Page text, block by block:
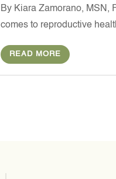
By Kiara Zamorano, MSN,
comes to reproductive
READ MORE